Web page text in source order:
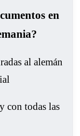
en
al alemán
con todas las